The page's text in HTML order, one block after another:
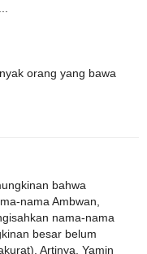
orang yang bawa
bahwa
nama Ambwan,
nama-nama
besar belum
Artinya, Yamin